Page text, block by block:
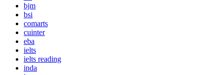
bjm
bsi
comarts
cuinter
eba
ielts
ielts reading
inda